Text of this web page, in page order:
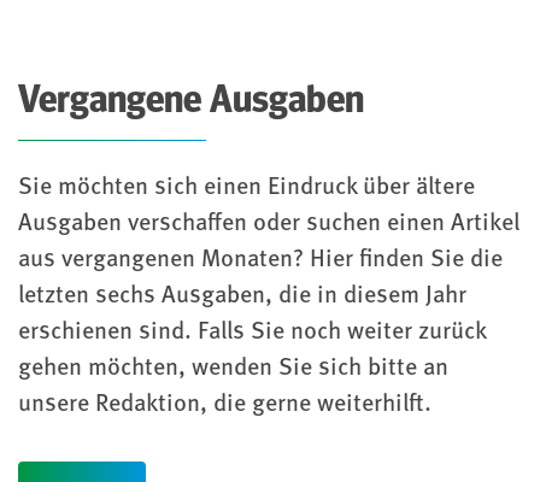
Vergangene Ausgaben
Sie möchten sich einen Eindruck über ältere
Ausgaben verschaffen oder suchen einen Artikel
aus vergangenen Monaten? Hier finden Sie die
letzten sechs Ausgaben, die in diesem Jahr
erschienen sind. Falls Sie noch weiter zurück
gehen möchten, wenden Sie sich bitte an
unsere Redaktion, die gerne weiterhilft.